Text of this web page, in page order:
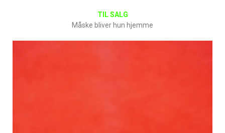
TIL SALG
Måske bliver hun hjemme